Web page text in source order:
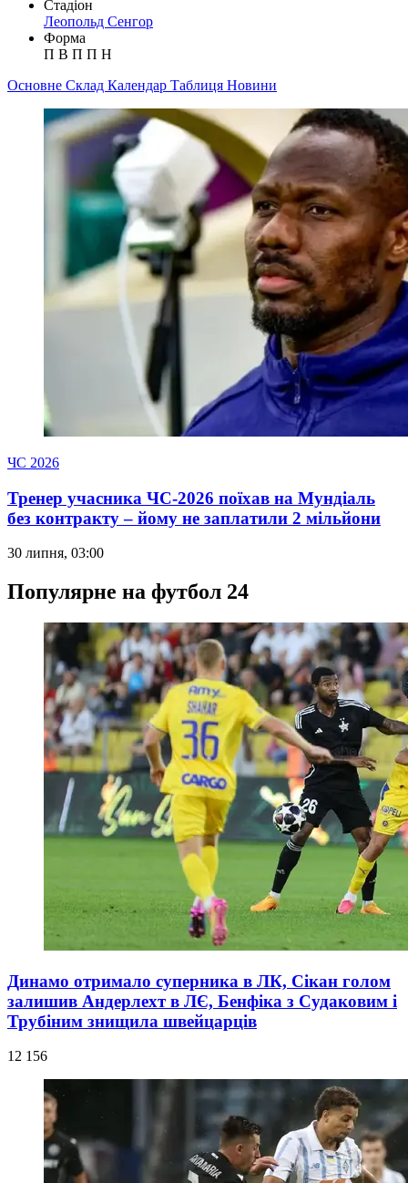
Стадіон
Леопольд Сенгор
Форма
П В П П Н
Основне Склад Календар Таблиця Новини
ЧС 2026
Тренер учасника ЧС-2026 поїхав на Мундіаль
без контракту – йому не заплатили 2 мільйони
30 липня, 03:00
Популярне на футбол 24
Динамо отримало суперника в ЛК, Сікан голом
залишив Андерлехт в ЛЄ, Бенфіка з Судаковим і
Трубіним знищила швейцарців
12 156